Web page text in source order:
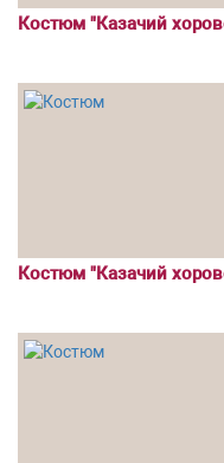
Костюм "Казачий
Костюм "Казачий